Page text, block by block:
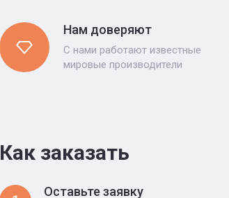
Нам доверяют
С нами работают известные
мировые производители
Как заказать
Оставьте заявку